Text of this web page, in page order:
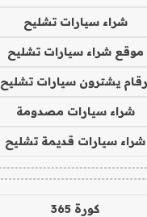
شراء سيارات تشليح
موقع شراء سيارات تشليح
يشترون سيارات تشليح
شراء سيارات مصدومة
شراء سيارات قديمة تشليح
كورة 365